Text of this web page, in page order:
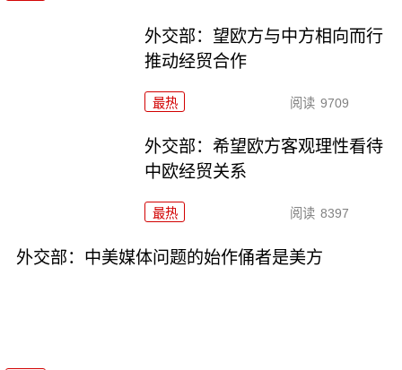
外交部：望欧方与中方相向而行
推动经贸合作
最热 阅读 9709
外交部：希望欧方客观理性看待
中欧经贸关系
最热 阅读 8397
外交部：中美媒体问题的始作俑者是美方